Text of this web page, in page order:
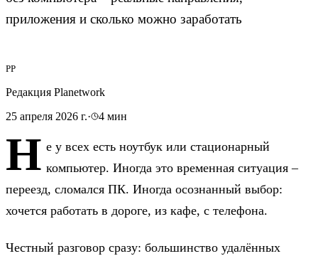
приложения и сколько можно заработать
РP
Редакция Planetwork
25 апреля 2026 г.· 4 мин
Н е у всех есть ноутбук или стационарный
компьютер. Иногда это временная ситуация –
переезд, сломался ПК. Иногда осознанный выбор:
хочется работать в дороге, из кафе, с телефона.
Честный разговор сразу: большинство удалённых